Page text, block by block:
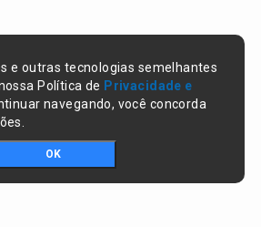
e outras tecnologias semelhantes
Política de Privacidade e
navegando, você concorda
OK